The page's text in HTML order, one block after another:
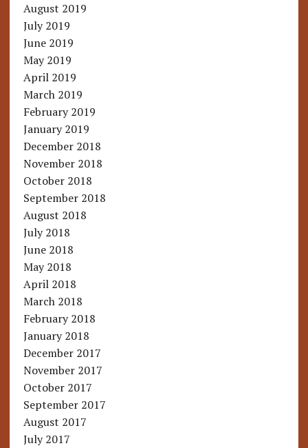
August 2019
July 2019
June 2019
May 2019
April 2019
March 2019
February 2019
January 2019
December 2018
November 2018
October 2018
September 2018
August 2018
July 2018
June 2018
May 2018
April 2018
March 2018
February 2018
January 2018
December 2017
November 2017
October 2017
September 2017
August 2017
July 2017